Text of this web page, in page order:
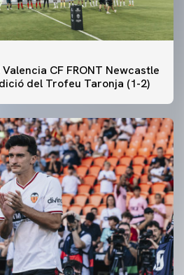
CF FRONT Newcastle
del Trofeu Taronja (1-2)